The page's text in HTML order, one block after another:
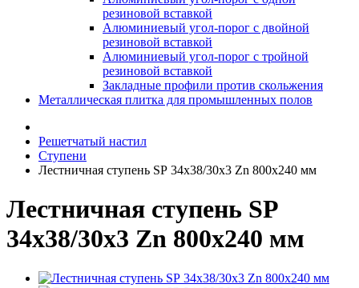
резиновой вставкой
Алюминиевый угол-порог с двойной
резиновой вставкой
Алюминиевый угол-порог с тройной
резиновой вставкой
Закладные профили против скольжения
Металлическая плитка для промышленных полов
Решетчатый настил
Ступени
Лестничная ступень SР 34х38/30х3 Zn 800х240 мм
Лестничная ступень SР
34х38/30х3 Zn 800х240 мм